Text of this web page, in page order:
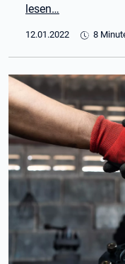
lesen…
12.01.2022 8